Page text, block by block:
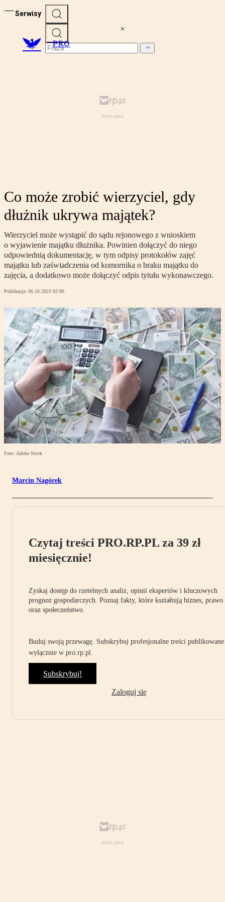
Serwisy
PRO
Co może zrobić wierzyciel, gdy
dłużnik ukrywa majątek?
Wierzyciel może wystąpić do sądu rejonowego z wnioskiem
o wyjawienie majątku dłużnika. Powinien dołączyć do niego
odpowiednią dokumentację, w tym odpisy protokołów zajęć
majątku lub zaświadczenia od komornika o braku majątku do
zajęcia, a dodatkowo może dołączyć odpis tytułu wykonawczego.
Publikacja: 06.10.2023 02:00
Foto: Adobe Stock
Marcin Nagórek
Czytaj treści PRO.RP.PL za 39 zł
miesięcznie!
Zyskaj dostęp do rzetelnych analiz, opinii ekspertów i kluczowych
prognoz gospodarczych. Poznaj fakty, które kształtują biznes, prawo
oraz społeczeństwo.
Buduj swoją przewagę. Subskrybuj profesjonalne treści publikowane
wyłącznie w pro.rp.pl.
Subskrybuj!
Zaloguj się